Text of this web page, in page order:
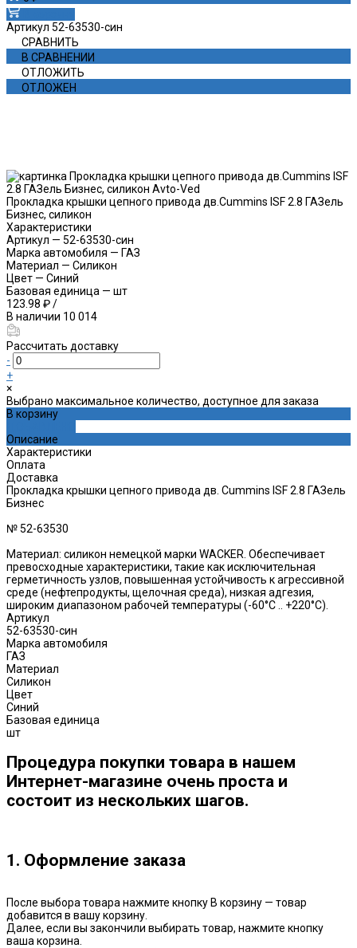
Артикул 52-63530-син
СРАВНИТЬ
В СРАВНЕНИИ
ОТЛОЖИТЬ
ОТЛОЖЕН
Прокладка крышки цепного привода дв.Cummins ISF 2.8 ГАЗель
Бизнес, силикон
Характеристики
Артикул — 52-63530-син
Марка автомобиля — ГАЗ
Материал — Силикон
Цвет — Синий
Базовая единица — шт
123.98 ₽/
В наличии 10 014
Рассчитать доставку
-
+
×
Выбрано максимальное количество, доступное для заказа
В корзину
Описание
Характеристики
Оплата
Доставка
Прокладка крышки цепного привода дв. Cummins ISF 2.8 ГАЗель
Бизнес
№ 52-63530
Материал: силикон немецкой марки WACKER. Обеспечивает
превосходные характеристики, такие как исключительная
герметичность узлов, повышенная устойчивость к агрессивной
среде (нефтепродукты, щелочная среда), низкая адгезия,
широким диапазоном рабочей температуры (-60°C .. +220°C).
Артикул
52-63530-син
Марка автомобиля
ГАЗ
Материал
Силикон
Цвет
Синий
Базовая единица
шт
Процедура покупки товара в нашем
Интернет-магазине очень проста и
состоит из нескольких шагов.
1. Оформление заказа
После выбора товара нажмите кнопку В корзину — товар
добавится в вашу корзину.
Далее, если вы закончили выбирать товар, нажмите кнопку
ваша корзина.